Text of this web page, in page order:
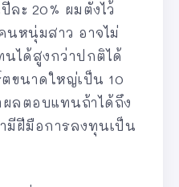
ะ 20% ผมตั้งไว้
นหนุ่มสาว อาจไม่
ได้สูงกว่าปกติได้
ขนาดใหญ่เป็น 10
ลตอบแทนถ้าได้ถึง
มีฝีมือการลงทุนเป็น